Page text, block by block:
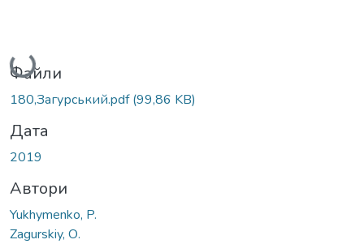
Вантажиться...
Файли
180,Загурський.pdf(99,86 KB)
Дата
2019
Автори
Yukhymenko, P.
Zagurskiy, О.